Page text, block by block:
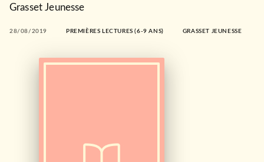
Grasset Jeunesse
28/08/2019 PREMIÈRES LECTURES (6-9 ANS) GRASSET JEUNESSE